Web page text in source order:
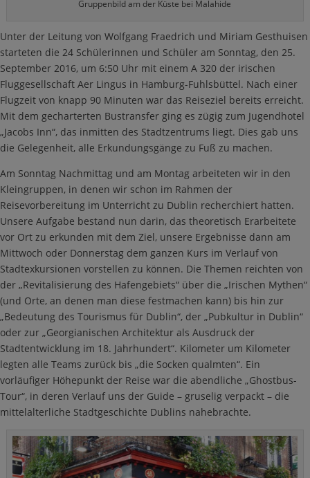
Gruppenbild am der Küste bei Malahide
Unter der Leitung von Wolfgang Fraedrich und Miriam Gesthuisen
starteten die 24 Schülerinnen und Schüler am Sonntag, den 25.
September 2016, um 6:50 Uhr mit einem A 320 der irischen
Fluggesellschaft Aer Lingus in Hamburg-Fuhlsbüttel. Nach einer
Flugzeit von knapp 90 Minuten war das Reiseziel bereits erreicht.
Mit dem gecharterten Bustransfer ging es zügig zum Jugendhotel
„Jacobs Inn“, das inmitten des Stadtzentrums liegt. Dies gab uns
die Gelegenheit, alle Erkundungsgänge zu Fuß zu machen.
Am Sonntag Nachmittag und am Montag arbeiteten wir in den
Kleingruppen, in denen wir schon im Rahmen der
Reisevorbereitung im Unterricht zu Dublin recherchiert hatten.
Unsere Aufgabe bestand nun darin, das theoretisch Erarbeitete
vor Ort zu erkunden mit dem Ziel, unsere Ergebnisse dann am
Mittwoch oder Donnerstag dem ganzen Kurs im Verlauf von
Stadtexkursionen vorstellen zu können. Die Themen reichten von
der „Revitalisierung des Hafengebiets“ über die „Irischen Mythen“
(und Orte, an denen man diese festmachen kann) bis hin zur
„Bedeutung des Tourismus für Dublin“, der „Pubkultur in Dublin“
oder zur „Georgianischen Architektur als Ausdruck der
Stadtentwicklung im 18. Jahrhundert“. Kilometer um Kilometer
legten alle Teams zurück bis „die Socken qualmten“. Ein
vorläufiger Höhepunkt der Reise war die abendliche „Ghostbus-
Tour“, in deren Verlauf uns der Guide – gruselig verpackt – die
mittelalterliche Stadtgeschichte Dublins nahebrachte.